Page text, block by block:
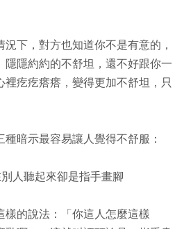
下，對方也知道你不是有意的，
隱隱約約的不舒坦，還不好跟你一
疙疙瘩瘩，變得更加不舒坦，只
暗示最容易讓人覺得不舒服：
人聽起來卻是指手畫腳
樣的說法：「你這人怎麼這樣